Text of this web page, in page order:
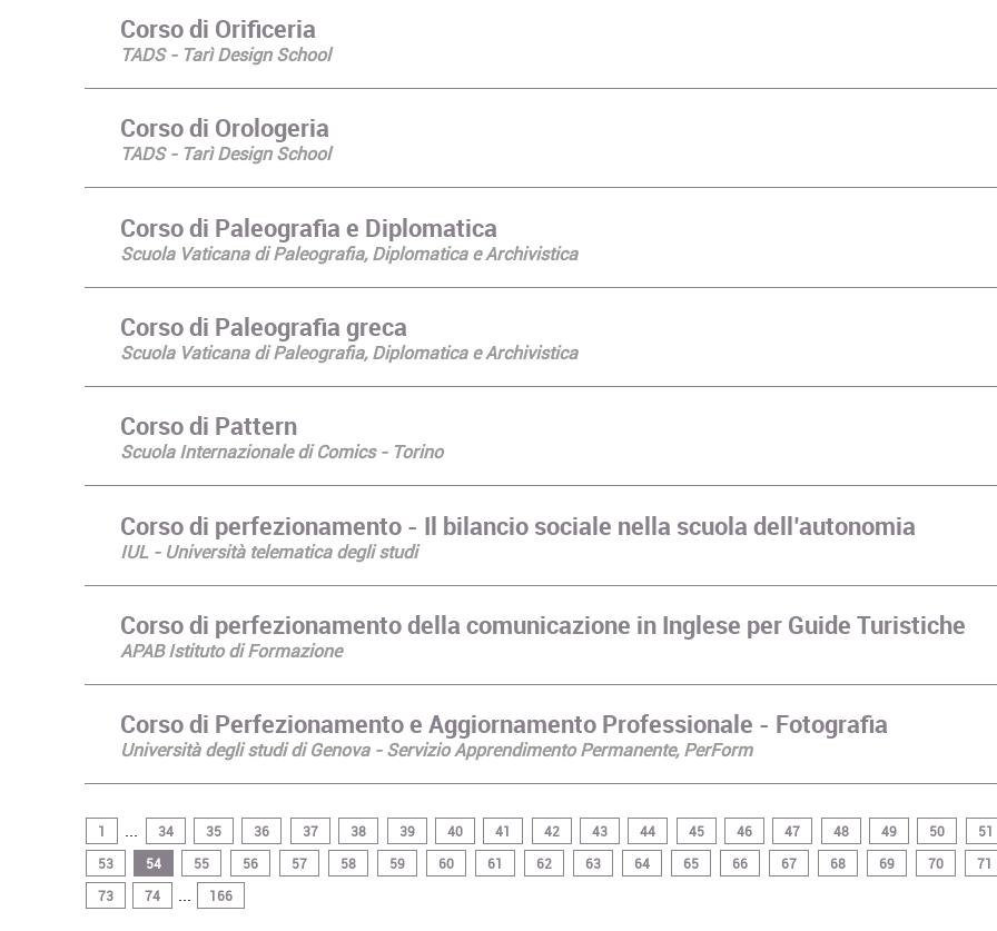
Corso di Orificeria
TADS - Tarì Design School
Corso di Orologeria
TADS - Tarì Design School
Corso di Paleografia e Diplomatica
Scuola Vaticana di Paleografia, Diplomatica e Archivistica
Corso di Paleografia greca
Scuola Vaticana di Paleografia, Diplomatica e Archivistica
Corso di Pattern
Scuola Internazionale di Comics - Torino
Corso di perfezionamento - Il bilancio sociale nella scuola dell’autonomia
IUL - Università telematica degli studi
Corso di perfezionamento della comunicazione in Inglese per Guide Turistiche
APAB Istituto di Formazione
Corso di Perfezionamento e Aggiornamento Professionale - Fotografia
Università degli studi di Genova - Servizio Apprendimento Permanente, PerForm
1 ... 34 35 36 37 38 39 40 41 42 43 44 45 46 47 48 49 50
51
53
54 55 56 57 58 59 60 61 62 63 64 65 66 67 68 69 70
71
73
74 ... 166